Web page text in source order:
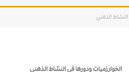
النشاط الذهني
الخوارزميات ودورها في النشاط الذهني